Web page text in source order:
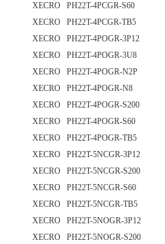
XECRO PH22T-4PCGR-S60
XECRO PH22T-4PCGR-TB5
XECRO PH22T-4POGR-3P12
XECRO PH22T-4POGR-3U8
XECRO PH22T-4POGR-N2P
XECRO PH22T-4POGR-N8
XECRO PH22T-4POGR-S200
XECRO PH22T-4POGR-S60
XECRO PH22T-4POGR-TB5
XECRO PH22T-5NCGR-3P12
XECRO PH22T-5NCGR-S200
XECRO PH22T-5NCGR-S60
XECRO PH22T-5NCGR-TB5
XECRO PH22T-5NOGR-3P12
XECRO PH22T-5NOGR-S200